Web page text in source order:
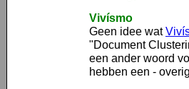
Vivísmo
Geen idee wat
"Document
een ander woord
hebben een -